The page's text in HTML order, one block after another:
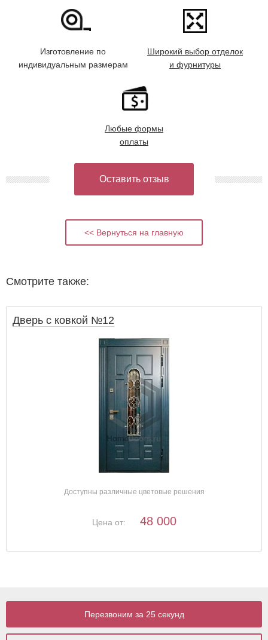
Изготовление по
индивидуальным размерам
Широкий выбор отделок
и фурнитуры
Любые формы
оплаты
Оставить отзыв
<< Вернуться на главную
Смотрите также:
Дверь с ковкой №12
Доступны различные цветовые решения
Цена от: 48 000
Перезвоним за 25 секунд